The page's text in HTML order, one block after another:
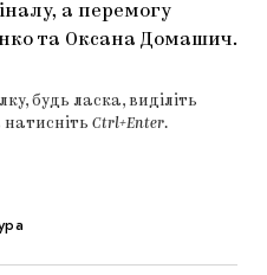
а перемогу
та Оксана Домашич.
будь ласка, виділіть
Ctrl+Enter.